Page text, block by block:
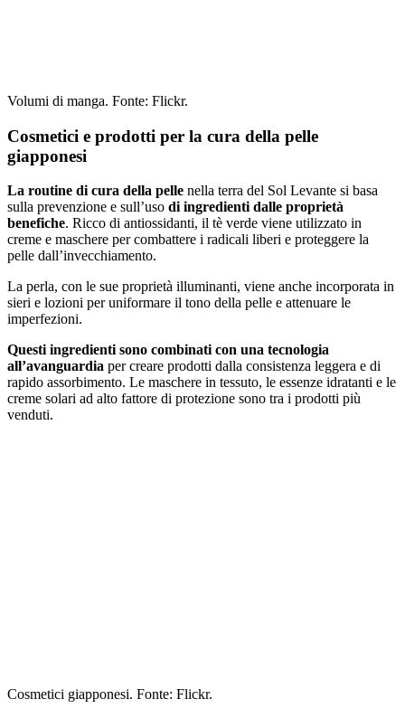
Volumi di manga. Fonte: Flickr.
Cosmetici e prodotti per la cura della pelle
giapponesi
La routine di cura della pelle nella terra del Sol Levante si basa
sulla prevenzione e sull’uso di ingredienti dalle proprietà
benefiche. Ricco di antiossidanti, il tè verde viene utilizzato in
creme e maschere per combattere i radicali liberi e proteggere la
pelle dall’invecchiamento.
La perla, con le sue proprietà illuminanti, viene anche incorporata in
sieri e lozioni per uniformare il tono della pelle e attenuare le
imperfezioni.
Questi ingredienti sono combinati con una tecnologia
all’avanguardia per creare prodotti dalla consistenza leggera e di
rapido assorbimento. Le maschere in tessuto, le essenze idratanti e le
creme solari ad alto fattore di protezione sono tra i prodotti più
venduti.
Cosmetici giapponesi. Fonte: Flickr.